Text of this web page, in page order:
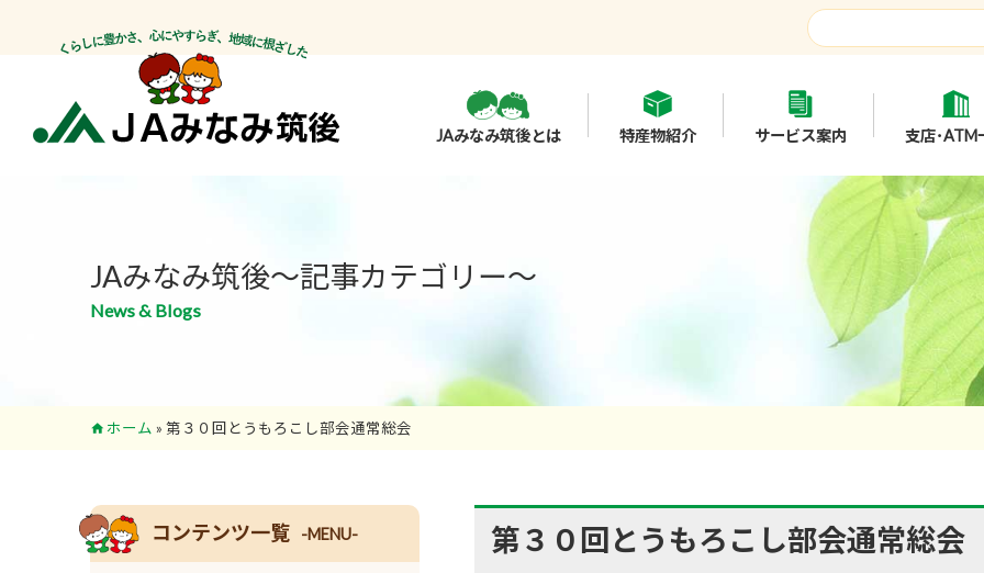
JAみなみ筑後とは 特産物紹介 サービス案内 支店･ATM
JAみなみ筑後～記事カテゴリー～
News & Blogs
ホーム » 第３０回とうもろこし部会通常総会
第３０回とうもろこし部会通常総会
コンテンツ一覧 -MENU-